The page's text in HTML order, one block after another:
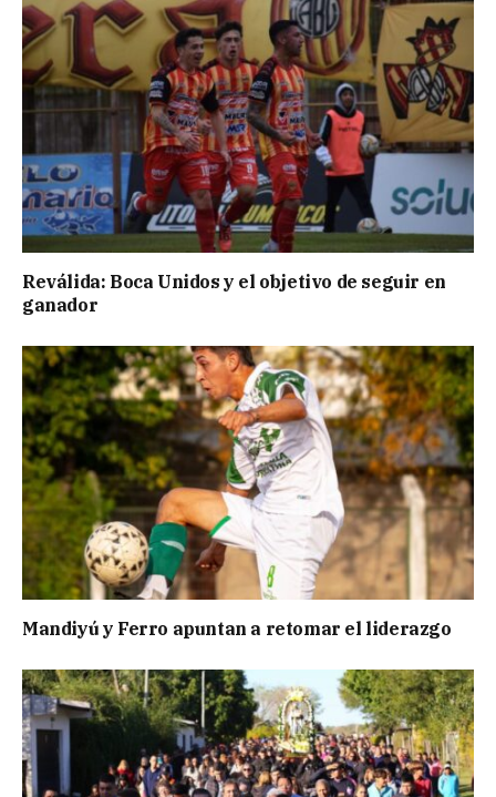
Reválida: Boca Unidos y el objetivo de seguir en
ganador
Mandiyú y Ferro apuntan a retomar el liderazgo